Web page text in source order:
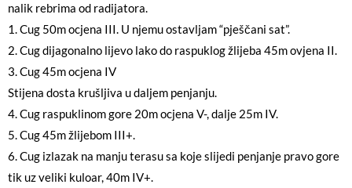
nalik rebrima od radijatora.
1. Cug 50m ocjena III. U njemu ostavljam “pješčani sat”.
2. Cug dijagonalno lijevo lako do raspuklog žlijeba 45m ovjena II.
3. Cug 45m ocjena IV
Stijena dosta krušljiva u daljem penjanju.
4. Cug raspuklinom gore 20m ocjena V-, dalje 25m IV.
5. Cug 45m žlijebom III+.
6. Cug izlazak na manju terasu sa koje slijedi penjanje pravo gore
tik uz veliki kuloar, 40m IV+.